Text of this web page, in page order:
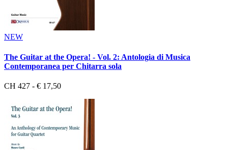
NEW
The Guitar at the Opera! - Vol. 2: Antologia di Musica
Contemporanea per Chitarra sola
CH 427 - € 17,50